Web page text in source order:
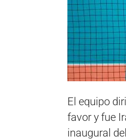
El equipo
favor y fue
inaugural